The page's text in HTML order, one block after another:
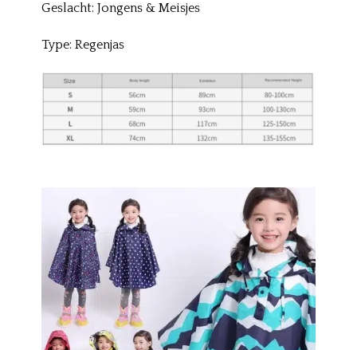
Geslacht: Jongens & Meisjes
Type: Regenjas